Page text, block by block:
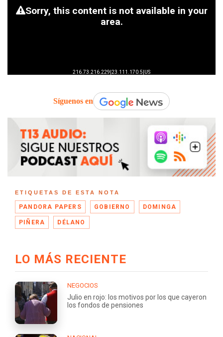
Síguenos en
ETIQUETAS DE ESTA NOTA
PANDORA PAPERS GOBIERNO DOMINGA
PIÑERA DÉLANO
LO MÁS RECIENTE
NEGOCIOS
Julio en rojo: los motivos por los que cayeron
los fondos de pensiones